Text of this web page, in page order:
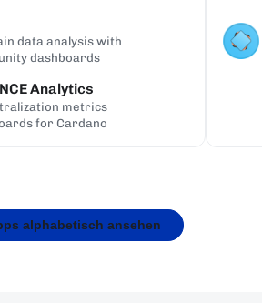
data analysis with
dashboards
Analytics
metrics
for Cardano
alphabetisch ansehen